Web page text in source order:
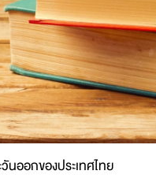
นออกของประเทศไทย